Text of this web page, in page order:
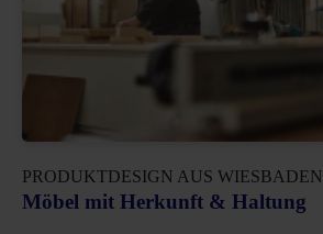
PRODUKTDESIGN AUS WIESBADEN
Möbel mit Herkunft & Haltung